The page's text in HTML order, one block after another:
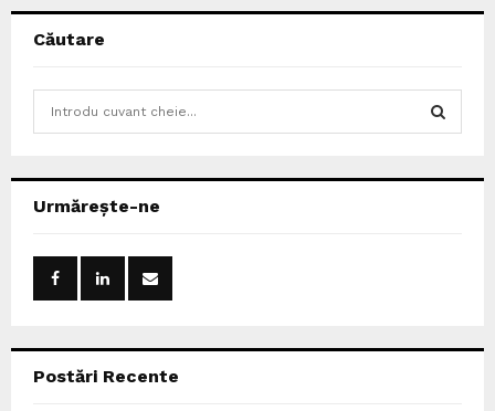
Căutare
h
Urmărește-ne
Postări Recente